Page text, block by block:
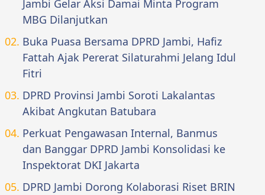
Jambi Gelar Aksi Damai Minta Program
MBG Dilanjutkan
Buka Puasa Bersama DPRD Jambi, Hafiz
Fattah Ajak Pererat Silaturahmi Jelang Idul
Fitri
DPRD Provinsi Jambi Soroti Lakalantas
Akibat Angkutan Batubara
Perkuat Pengawasan Internal, Banmus
dan Banggar DPRD Jambi Konsolidasi ke
Inspektorat DKI Jakarta
DPRD Jambi Dorong Kolaborasi Riset BRIN